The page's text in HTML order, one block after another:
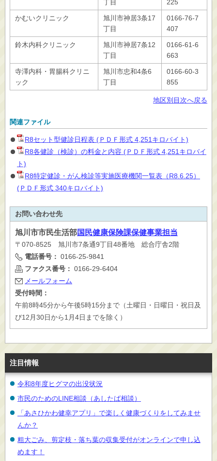
丁目
225
かむいクリニック
旭川市神居3条17
丁目
0166-76-7
407
鈴木内科クリニック
旭川市神居7条12
丁目
0166-61-6
663
寺澤内科・胃腸科クリニ
ック
旭川市忠和4条6
丁目
0166-60-3
855
地区別目次へ戻る
関連ファイル
R8セット型健診日程表 (ＰＤＦ形式 4,251キロバイト)
R8各健診（検診）の料金と内容 (ＰＤＦ形式 4,251キロバイ
ト)
R8特定健診・がん検診等実施医療機関一覧表（R8.6.25）
(ＰＤＦ形式 340キロバイト)
お問い合わせ先
旭川市市民生活部国民健康保険課保健事業担当
〒070-8525 旭川市7条通9丁目48番地 総合庁舎2階
電話番号： 0166-25-9841
ファクス番号： 0166-29-6404
メールフォーム
受付時間：
午前8時45分から午後5時15分まで（土曜日・日曜日・祝日及
び12月30日から1月4日までを除く）
注目情報
令和8年度ヒグマの出没状況
市民のためのLINE相談（あしたば相談）
「あさひかわ健幸アプリ」で楽しく健康づくりをしてみませ
んか？
粗大ごみ、剪定枝・落ち葉の収集受付がオンラインで申し込
めます！